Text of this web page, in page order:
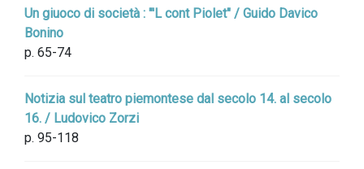
Un giuoco di società : "'L cont Piolet" / Guido Davico
Bonino
p. 65-74
Notizia sul teatro piemontese dal secolo 14. al secolo
16. / Ludovico Zorzi
p. 95-118